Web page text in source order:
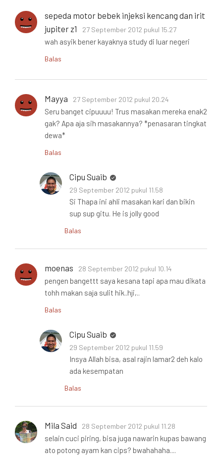
sepeda motor bebek injeksi kencang dan irit
jupiter z1
27 September 2012 pukul 15.27
wah asyik bener kayaknya study di luar negeri
Balas
Mayya 27 September 2012 pukul 20.24
Seru banget cipuuuu! Trus masakan mereka enak2
gak? Apa aja sih masakannya? *penasaran tingkat
dewa*
Balas
Cipu Suaib
29 September 2012 pukul 11.58
Si Thapa ini ahli masakan kari dan bikin
sup sup gitu. He is jolly good
Balas
moenas 28 September 2012 pukul 10.14
pengen bangettt saya kesana tapi apa mau dikata
tohh makan saja sulit hik..hji,..
Balas
Cipu Suaib
29 September 2012 pukul 11.59
Insya Allah bisa, asal rajin lamar2 deh kalo
ada kesempatan
Balas
Mila Said 28 September 2012 pukul 11.28
selain cuci piring, bisa juga nawarin kupas bawang
ato potong ayam kan cips? bwahahaha....